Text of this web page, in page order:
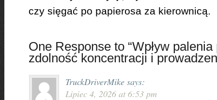
czy sięgać po papierosa za kierownicą.
One Response to “Wpływ
zdolność koncentracji i
TruckDriverMike says:
Lipiec 4, 2026 at 6:53 pm